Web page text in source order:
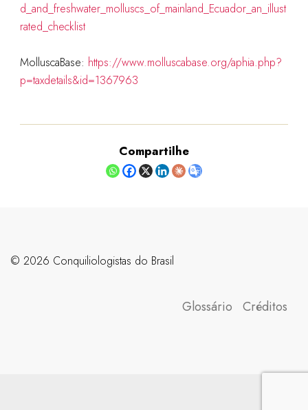
d_and_freshwater_molluscs_of_mainland_Ecuador_an_illust
rated_checklist
MolluscaBase: https://www.molluscabase.org/aphia.php?
p=taxdetails&id=1367963
Compartilhe
©️ 2026 Conquiliologistas do Brasil
Glossário Créditos